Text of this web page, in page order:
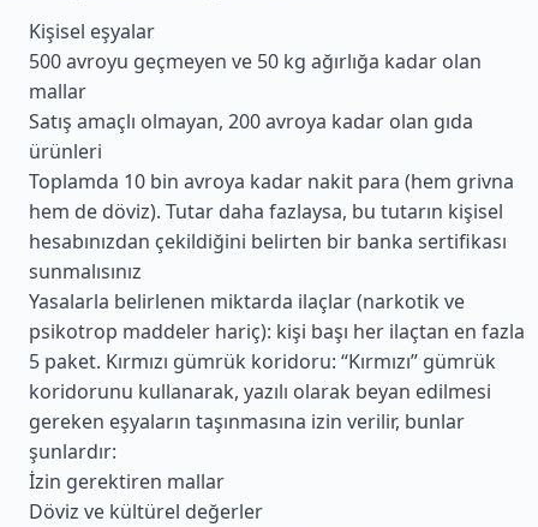
Kişisel eşyalar
500 avroyu geçmeyen ve 50 kg ağırlığa kadar olan
mallar
Satış amaçlı olmayan, 200 avroya kadar olan gıda
ürünleri
Toplamda 10 bin avroya kadar nakit para (hem grivna
hem de döviz). Tutar daha fazlaysa, bu tutarın kişisel
hesabınızdan çekildiğini belirten bir banka sertifikası
sunmalısınız
Yasalarla belirlenen miktarda ilaçlar (narkotik ve
psikotrop maddeler hariç): kişi başı her ilaçtan en fazla
5 paket. Kırmızı gümrük koridoru: “Kırmızı” gümrük
koridorunu kullanarak, yazılı olarak beyan edilmesi
gereken eşyaların taşınmasına izin verilir, bunlar
şunlardır:
İzin gerektiren mallar
Döviz ve kültürel değerler